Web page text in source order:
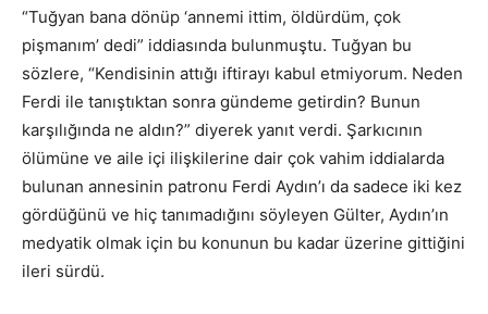
“Tuğyan bana dönüp ‘annemi ittim, öldürdüm, çok
pişmanım’ dedi” iddiasında bulunmuştu. Tuğyan bu
sözlere, “Kendisinin attığı iftirayı kabul etmiyorum. Neden
Ferdi ile tanıştıktan sonra gündeme getirdin? Bunun
karşılığında ne aldın?” diyerek yanıt verdi. Şarkıcının
ölümüne ve aile içi ilişkilerine dair çok vahim iddialarda
bulunan annesinin patronu Ferdi Aydın’ı da sadece iki kez
gördüğünü ve hiç tanımadığını söyleyen Gülter, Aydın’ın
medyatik olmak için bu konunun bu kadar üzerine gittiğini
ileri sürdü.